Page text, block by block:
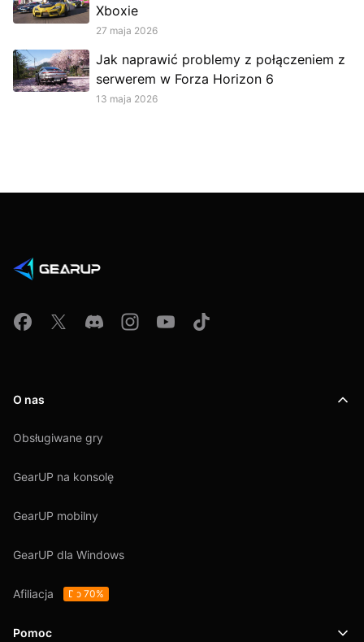
Xboxie
27 maja 2026
Jak naprawić problemy z połączeniem z
serwerem w Forza Horizon 6
13 maja 2026
O nas
Obsługiwane gry
GearUP na konsolę
GearUP mobilny
GearUP dla Windows
Afiliacja Do 70%
Pomoc